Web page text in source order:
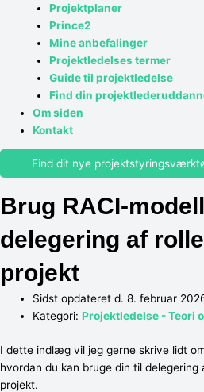
Projektplaner
Prince2
Mine anbefalinger
Projektledelses termer
Guide til projektledelse
Find din
Om siden
Kontakt
Find dit nye
Brug RACI-
delegering af
projekt
Sidst opdateret d. 8. februar
Kategori: Projektledelse - Teori
I dette indlæg vil jeg gerne skrive lidt
hvordan du kan bruge din til
projekt.